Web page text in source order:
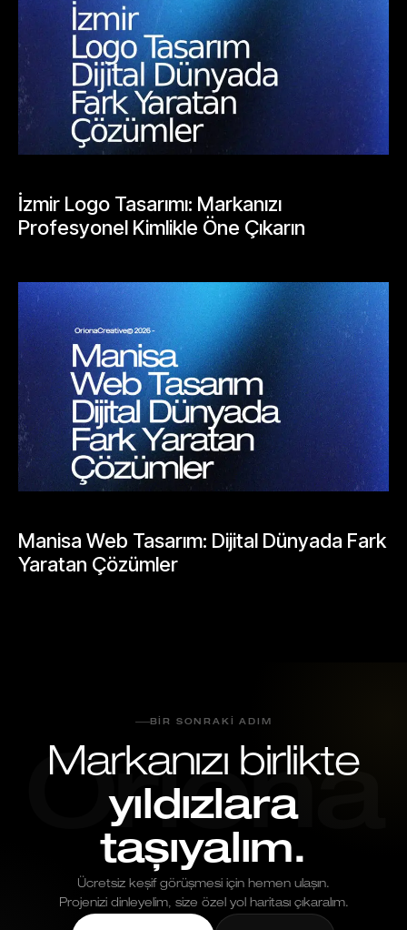
İzmir Logo Tasarımı: Markanızı
Profesyonel Kimlikle Öne Çıkarın
Manisa Web Tasarım: Dijital Dünyada Fark
Yaratan Çözümler
Oriona
BIR SONRAKI ADIM
Markanızı birlikte
yıldızlara
taşıyalım.
Ücretsiz keşif görüşmesi için hemen ulaşın.
Projenizi dinleyelim, size özel yol haritası çıkaralım.